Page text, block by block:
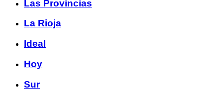
Las Provincias
La Rioja
Ideal
Hoy
Sur